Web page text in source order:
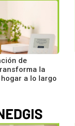
de
la
a lo largo